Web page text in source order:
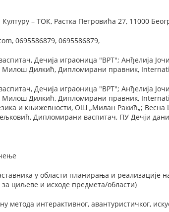
– ТОК, Растка Петровића 27, 11000
0695586879, 0695586879,
Дечија играоница "ВРТ"; Анђелија
Милош Дилкић, Дипломирани правник,
Дечија играоница "ВРТ"; Анђелија
Милош Дилкић, Дипломирани правник,
и књижевности, ОШ „Милан Ракић„;
Дипломирани васпитач, ПУ Дечји
у области планирања и реализације
циљеве и исходе предмета/области)
метода интерактивног, авантуристичког,